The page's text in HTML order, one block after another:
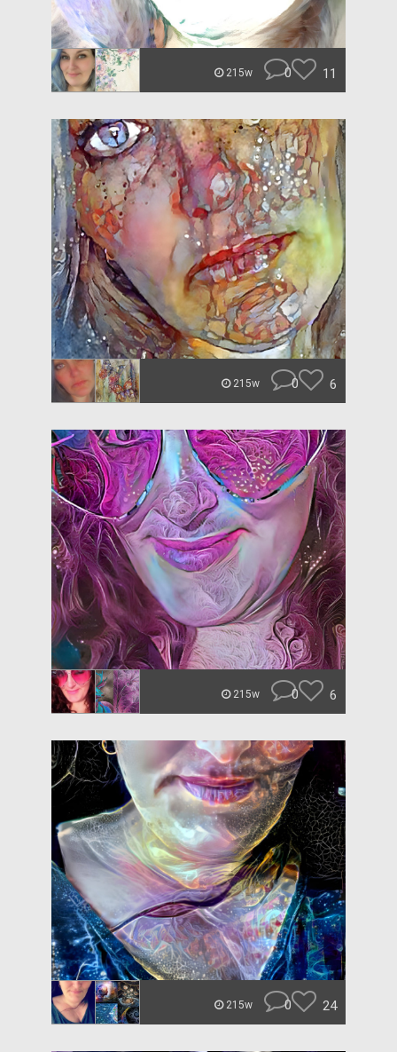
215w 0 11
215w 0 6
215w 0 6
215w 0 24